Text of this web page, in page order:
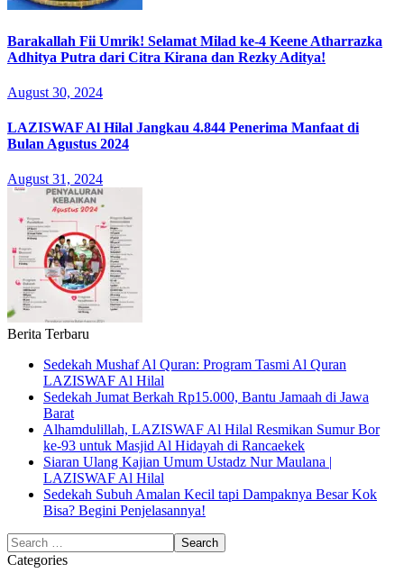
Barakallah Fii Umrik! Selamat Milad ke-4 Keene Atharrazka
Adhitya Putra dari Citra Kirana dan Rezky Aditya!
August 30, 2024
LAZISWAF Al Hilal Jangkau 4.844 Penerima Manfaat di
Bulan Agustus 2024
August 31, 2024
Berita Terbaru
Sedekah Mushaf Al Quran: Program Tasmi Al Quran
LAZISWAF Al Hilal
Sedekah Jumat Berkah Rp15.000, Bantu Jamaah di Jawa
Barat
Alhamdulillah, LAZISWAF Al Hilal Resmikan Sumur Bor
ke-93 untuk Masjid Al Hidayah di Rancaekek
Siaran Ulang Kajian Umum Ustadz Nur Maulana |
LAZISWAF Al Hilal
Sedekah Subuh Amalan Kecil tapi Dampaknya Besar Kok
Bisa? Begini Penjelasannya!
Categories